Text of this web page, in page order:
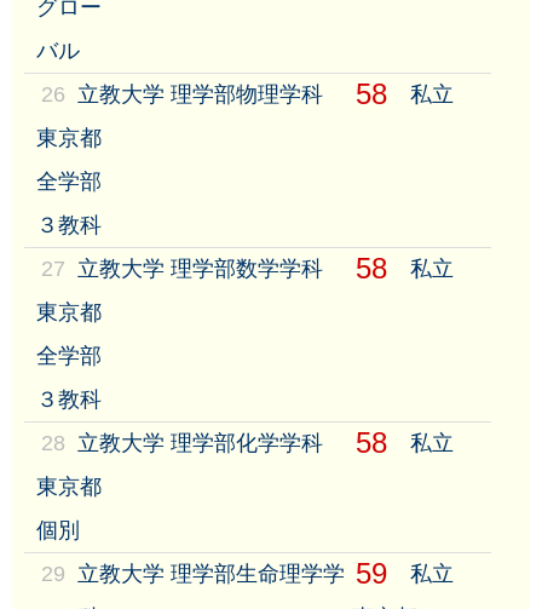
グロー
バル
26 立教大学 理学部物理学科 58
私立
東京都
全学部
３教科
27 立教大学 理学部数学学科 58
私立
東京都
全学部
３教科
28 立教大学 理学部化学学科 58
私立
東京都
個別
29 立教大学 理学部生命理学学 59
私立